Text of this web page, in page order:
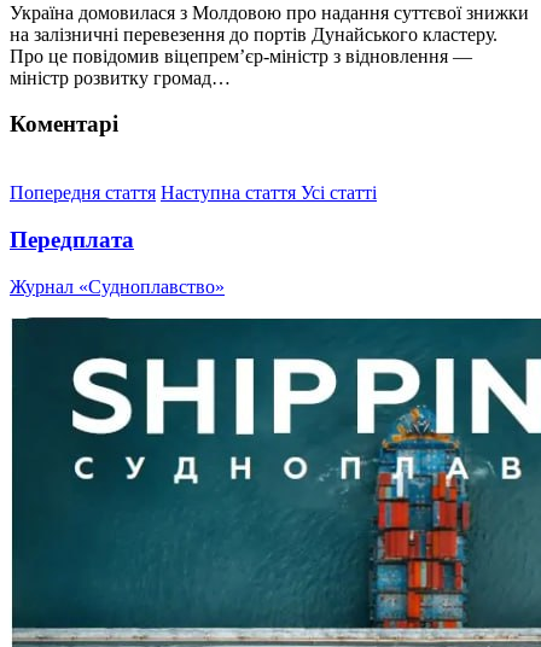
Україна домовилася з Молдовою про надання суттєвої знижки
на залізничні перевезення до портів Дунайського кластеру.
Про це повідомив віцепрем’єр-міністр з відновлення —
міністр розвитку громад…
Коментарі
Попередня стаття Наступна стаття Усі статті
Передплата
Журнал «Судноплавство»